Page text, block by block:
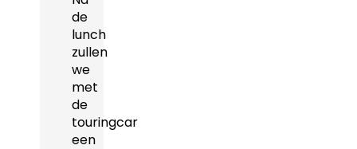
de
lunch
zullen
we
met
de
touringcar
een